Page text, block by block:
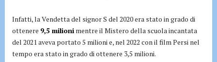
Infatti, la Vendetta del signor S del 2020 era stato in grado di
ottenere 9,5 milioni mentre il Mistero della scuola incantata
del 2021 aveva portato 5 milioni e, nel 2022 con il film Persi nel
tempo era stato in grado di ottenere 3,5 milioni.